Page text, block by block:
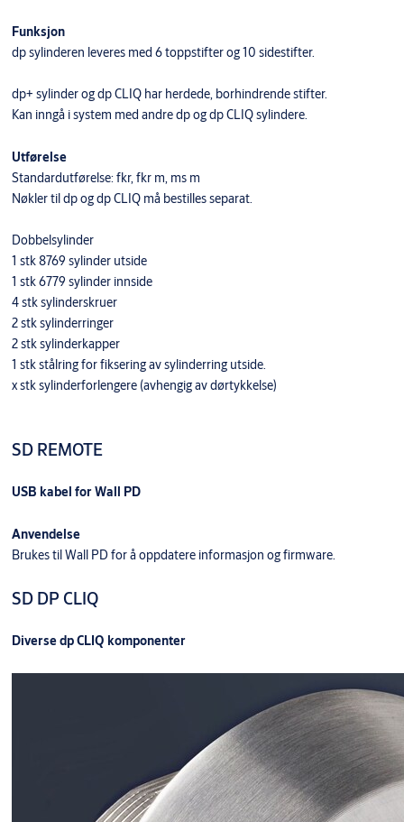
Funksjon
dp sylinderen leveres med 6 toppstifter og 10 sidestifter.
dp+ sylinder og dp CLIQ har herdede, borhindrende stifter.
Kan inngå i system med andre dp og dp CLIQ sylindere.
Utførelse
Standardutførelse: fkr, fkr m, ms m
Nøkler til dp og dp CLIQ må bestilles separat.
Dobbelsylinder
1 stk 8769 sylinder utside
1 stk 6779 sylinder innside
4 stk sylinderskruer
2 stk sylinderringer
2 stk sylinderkapper
1 stk stålring for fiksering av sylinderring utside.
x stk sylinderforlengere (avhengig av dørtykkelse)
SD REMOTE
USB kabel for Wall PD
Anvendelse
Brukes til Wall PD for å oppdatere informasjon og firmware.
SD DP CLIQ
Diverse dp CLIQ komponenter